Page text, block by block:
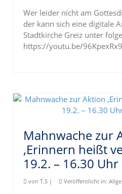
Wer leider nicht am
der kann sich eine digitale
Stadtkirche Greiz unter
https://youtu.be/
Mahnwache zur
‚Erinnern heißt
19.2. – 16.30
von T.S | Veröffentlicht in: